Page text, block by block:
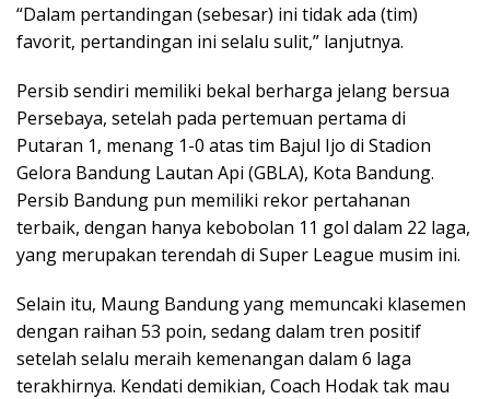
“Dalam pertandingan (sebesar) ini tidak ada (tim)
favorit, pertandingan ini selalu sulit,” lanjutnya.
Persib sendiri memiliki bekal berharga jelang bersua
Persebaya, setelah pada pertemuan pertama di
Putaran 1, menang 1-0 atas tim Bajul Ijo di Stadion
Gelora Bandung Lautan Api (GBLA), Kota Bandung.
Persib Bandung pun memiliki rekor pertahanan
terbaik, dengan hanya kebobolan 11 gol dalam 22 laga,
yang merupakan terendah di Super League musim ini.
Selain itu, Maung Bandung yang memuncaki klasemen
dengan raihan 53 poin, sedang dalam tren positif
setelah selalu meraih kemenangan dalam 6 laga
terakhirnya. Kendati demikian, Coach Hodak tak mau